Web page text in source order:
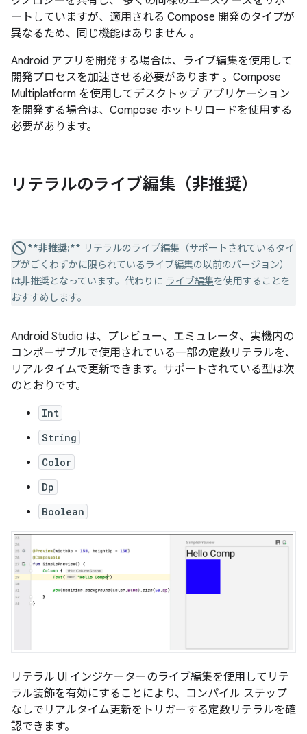
ートしていますが、適用される Compose 開発のタイプが
異なるため、同じ機能はありません 。
Android アプリを開発する場合は、ライブ編集を使用して
開発プロセスを加速させる必要があります 。Compose
Multiplatform を使用してデスクトップ アプリケーション
を開発する場合は、Compose ホットリロードを使用する
必要があります。
リテラルのライブ編集（非推奨）
**非推奨:** リテラルのライブ編集（サポートされているタイ
プがごくわずかに限られているライブ編集の以前のバージョン）
は非推奨となっています。代わりに ライブ編集を使用することを
おすすめします。
Android Studio は、プレビュー、エミュレータ、実機内の
コンポーザブルで使用されている一部の定数リテラルを、
リアルタイムで更新できます。サポートされている型は次
のとおりです。
Int
String
Color
Dp
Boolean
リテラル UI インジケーターのライブ編集を使用してリテ
ラル装飾を有効にすることにより、コンパイル ステップ
なしでリアルタイム更新をトリガーする定数リテラルを確
認できます。